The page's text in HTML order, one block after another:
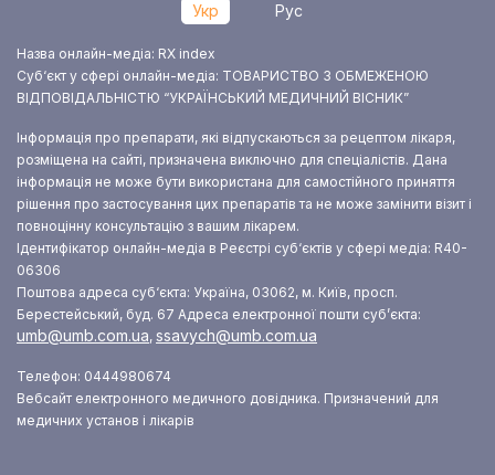
Укр Рус
Назва онлайн-медіа: RX index
Суб‘єкт у сфері онлайн-медіа: ТОВАРИСТВО З ОБМЕЖЕНОЮ
ВІДПОВІДАЛЬНІСТЮ “УКРАЇНСЬКИЙ МЕДИЧНИЙ ВІСНИК”
Інформація про препарати, які відпускаються за рецептом лікаря,
розміщена на сайті, призначена виключно для спеціалістів. Дана
інформація не може бути використана для самостійного приняття
рішення про застосування цих препаратів та не може замінити візит і
повноцінну консультацію з вашим лікарем.
Ідентифікатор онлайн-медіа в Реєстрі суб‘єктів у сфері медіа: R40-
06306
Поштова адреса суб‘єкта: Україна, 03062, м. Київ, просп.
Берестейський, буд. 67 Адреса електронної пошти суб’єкта:
umb@umb.com.ua, ssavych@umb.com.ua
Телефон: 0444980674
Вебсайт електронного медичного довідника. Призначений для
медичних установ і лікарів